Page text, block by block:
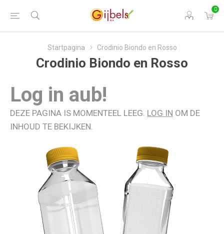
0
Startpagina Crodinio Biondo en Rosso
Crodinio Biondo en Rosso
Log in aub!
DEZE PAGINA IS MOMENTEEL LEEG. LOG IN OM DE
INHOUD TE BEKIJKEN.